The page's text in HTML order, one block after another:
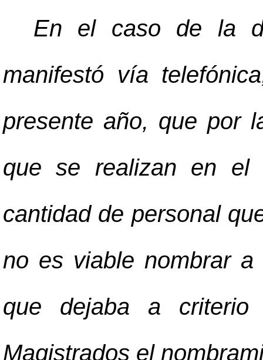
En el caso de la
manifestó vía
presente año, que por
que se realizan en el
cantidad de personal
no es viable nombrar
que dejaba a
Magistrados el